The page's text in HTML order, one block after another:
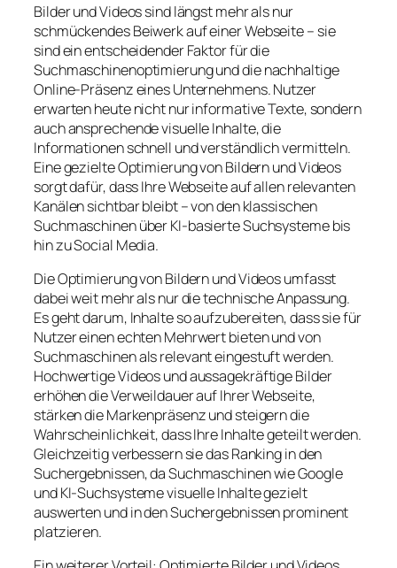
Bilder und Videos sind längst mehr als nur
schmückendes Beiwerk auf einer Webseite – sie
sind ein entscheidender Faktor für die
Suchmaschinenoptimierung und die nachhaltige
Online-Präsenz eines Unternehmens. Nutzer
erwarten heute nicht nur informative Texte, sondern
auch ansprechende visuelle Inhalte, die
Informationen schnell und verständlich vermitteln.
Eine gezielte Optimierung von Bildern und Videos
sorgt dafür, dass Ihre Webseite auf allen relevanten
Kanälen sichtbar bleibt – von den klassischen
Suchmaschinen über KI-basierte Suchsysteme bis
hin zu Social Media.
Die Optimierung von Bildern und Videos umfasst
dabei weit mehr als nur die technische Anpassung.
Es geht darum, Inhalte so aufzubereiten, dass sie für
Nutzer einen echten Mehrwert bieten und von
Suchmaschinen als relevant eingestuft werden.
Hochwertige Videos und aussagekräftige Bilder
erhöhen die Verweildauer auf Ihrer Webseite,
stärken die Markenpräsenz und steigern die
Wahrscheinlichkeit, dass Ihre Inhalte geteilt werden.
Gleichzeitig verbessern sie das Ranking in den
Suchergebnissen, da Suchmaschinen wie Google
und KI-Suchsysteme visuelle Inhalte gezielt
auswerten und in den Suchergebnissen prominent
platzieren.